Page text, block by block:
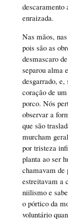
descaramento
enraizada.
Nas mãos,
pois são as
desmascaro
separou alma
desgarrado,
coração de
porco. Nós
observar a
que são
murcham
por tristeza
planta ao ser
chamavam de
estreitavam a
niilismo e
o pórtico da
voluntário